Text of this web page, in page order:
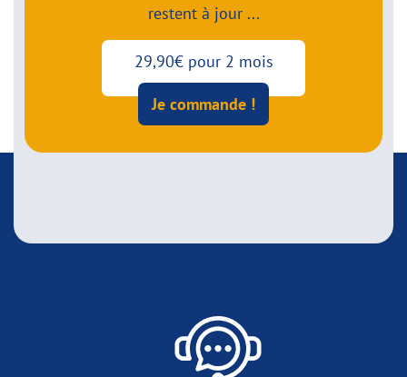
restent à jour ...
29,90€ pour 2 mois
Je commande !